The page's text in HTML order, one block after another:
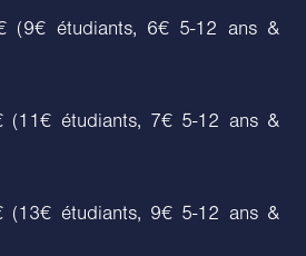
(9€ étudiants, 6€ 5-12 ans &
(11€ étudiants, 7€ 5-12 ans &
(13€ étudiants, 9€ 5-12 ans &